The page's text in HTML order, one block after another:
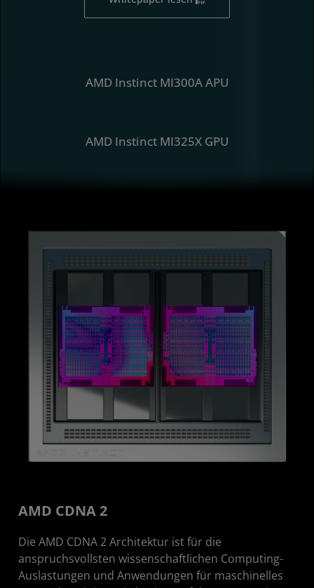
AMD Instinct MI300A APU
AMD Instinct MI325X GPU
AMD CDNA 2
Die AMD CDNA 2 Architektur ist für die
anspruchsvollsten wissenschaftlichen Computing-
Auslastungen und Anwendungen für maschinelles